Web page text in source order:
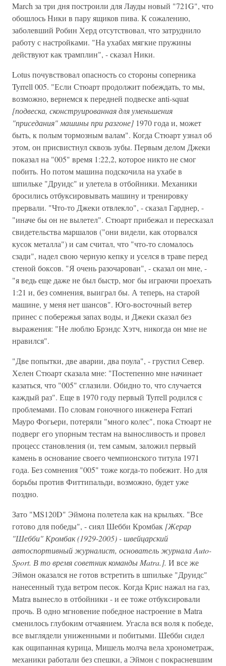
March за три дня построили для Лауды новый "721G", что
обошлось Ники в пару ящиков пива. К сожалению,
заболевший Робин Херд отсутствовал, что затруднило
работу с настройками. "На ухабах мягкие пружины
действуют как трамплин", - сказал Ники.
Lotus почувствовал опасность со стороны соперника
Tyrrell 005. "Если Стюарт продолжит побеждать, то мы,
возможно, вернемся к передней подвеске anti-squat
[подвеска, сконструированная для уменьшения
"приседания" машины при разгоне] 1970 года и, может
быть, к полым тормозным валам". Когда Стюарт узнал об
этом, он присвистнул сквозь зубы. Первым делом Джеки
показал на "005" время 1:22,2, которое никто не смог
побить. Но потом машина подскочила на ухабе в
шпильке "Друидс" и улетела в отбойники. Механики
бросились отбуксировывать машину и тренировку
прервали. "Что-то Джеки отвлекло", - сказал Гарднер, -
"иначе бы он не вылетел". Стюарт прибежал и пересказал
свидетельства маршалов ("они видели, как оторвался
кусок металла") и сам считал, что "что-то сломалось
сзади", надел свою черную кепку и уселся в траве перед
стеной боксов. "Я очень разочарован", - сказал он мне, -
"я ведь еще даже не был быстр, мог бы играючи проехать
1:21 и, без сомнения, выиграл бы. А теперь, на старой
машине, у меня нет шансов". Юго-восточный ветер
принес с побережья запах воды, и Джеки сказал без
выражения: "Не люблю Брэндс Хэтч, никогда он мне не
нравился".
"Две попытки, две аварии, два поула", - грустил Север.
Хелен Стюарт сказала мне: "Постепенно мне начинает
казаться, что "005" сглазили. Обидно то, что случается
каждый раз". Еще в 1970 году первый Tyrrell родился с
проблемами. По словам гоночного инженера Ferrari
Мауро Фогьери, потеряли "много колес", пока Стюарт не
подверг его упорным тестам на выносливость и провел
процесс становления (и, тем самым, заложил первый
камень в основание своего чемпионского титула 1971
года. Без сомнения "005" тоже когда-то побежит. Но для
борьбы против Фиттипальди, возможно, будет уже
поздно.
Зато "MS120D" Эймона полетела как на крыльях. "Все
готово для победы", - сиял Шебби Кромбак [Жерар
"Шебби" Кромбак (1929-2005) - швейцарский
автоспортивный журналист, основатель журнала Auto-
Sport. В то время советник команды Matra.]. И все же
Эймон оказался не готов встретить в шпильке "Друидс"
нанесенный туда ветром песок. Когда Крис нажал на газ,
Matra вынесло в отбойники - и ее тоже отбуксировали
прочь. В одно мгновение победное настроение в Matra
сменилось глубоким отчаянием. Угасла вся воля к победе,
все выглядели униженными и побитыми. Шебби сидел
как ощипанная курица, Мишель молча вела хронометраж,
механики работали без спешки, а Эймон с покрасневшим